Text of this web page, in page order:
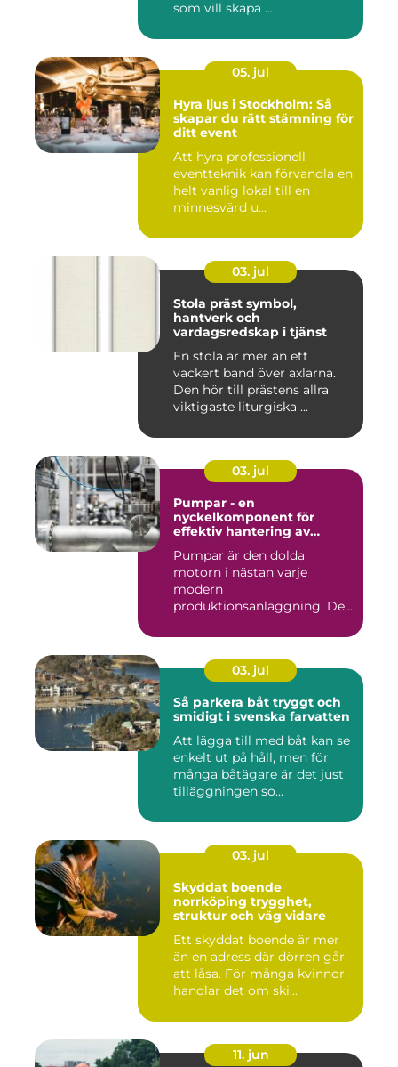
som vill skapa ...
05. jul
Hyra ljus i Stockholm: Så
skapar du rätt stämning för
ditt event
Att hyra professionell
eventteknik kan förvandla en
helt vanlig lokal till en
minnesvärd u...
03. jul
Stola präst symbol,
hantverk och
vardagsredskap i tjänst
En stola är mer än ett
vackert band över axlarna.
Den hör till prästens allra
viktigaste liturgiska ...
03. jul
Pumpar - en
nyckelkomponent för
effektiv hantering av
Pumpar är den dolda
motorn i nästan varje
modern
produktionsanläggning. De
03. jul
Så parkera båt tryggt och
smidigt i svenska farvatten
Att lägga till med båt kan se
enkelt ut på håll, men för
många båtägare är det just
tilläggningen so...
03. jul
Skyddat boende
norrköping trygghet,
struktur och väg vidare
Ett skyddat boende är mer
än en adress där dörren går
att låsa. För många kvinnor
handlar det om ski...
11. jun